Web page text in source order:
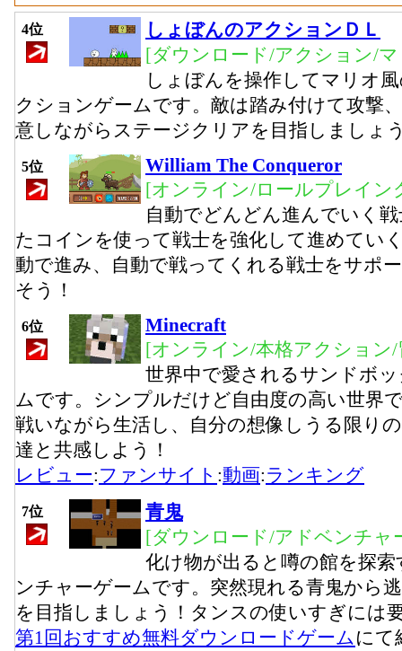
4位
しょぼんのアクションＤＬ
[ダウンロード/アクション/
しょぼんを操作してマリオ
クションゲームです。敵は踏み付けて攻撃
意しながらステージクリアを目指しましょ
5位
William The Conqueror
[オンライン/ロールプレイン
自動でどんどん進んでいく
たコインを使って戦士を強化して進めてい
動で進み、自動で戦ってくれる戦士をサポ
そう！
6位
Minecraft
[オンライン/本格アクション
世界中で愛されるサンドボ
ムです。シンプルだけど自由度の高い世界
戦いながら生活し、自分の想像しうる限り
達と共感しよう！
レビュー:ファンサイト :動画:ランキング
7位
青鬼
[ダウンロード/アドベンチャ
化け物が出ると噂の館を探
ンチャーゲームです。突然現れる青鬼から
を目指しましょう！タンスの使いすぎには
第1回おすすめ無料ダウンロードゲームにて